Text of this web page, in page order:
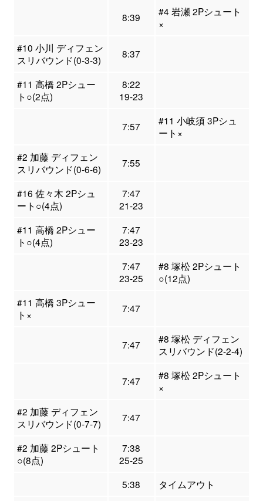
8:39
#4 岩瀬 2Pシュート
×
#10 小川 ディフェン
スリバウンド(0-3-3)
8:37
#11 高橋 2Pシュー
ト○(2点)
8:22
19-23
7:57
#11 小岐須 3Pシュ
ート×
#2 加藤 ディフェン
スリバウンド(0-6-6)
7:55
#16 佐々木 2Pシュ
ート○(4点)
7:47
21-23
#11 高橋 2Pシュー
ト○(4点)
7:47
23-23
7:47
23-25
#8 塚松 2Pシュート
○(12点)
#11 高橋 3Pシュー
ト×
7:47
7:47
#8 塚松 ディフェン
スリバウンド(2-2-4)
7:47
#8 塚松 2Pシュート
×
#2 加藤 ディフェン
スリバウンド(0-7-7)
7:47
#2 加藤 2Pシュート
○(8点)
7:38
25-25
5:38
タイムアウト